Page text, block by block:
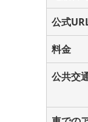
公式
料金
公共交